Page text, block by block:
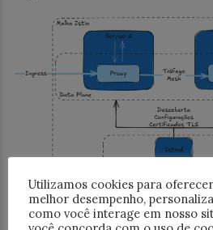
Control Plane
Utilizamos cookies para
melhor desempenho,
como você interage em nosso